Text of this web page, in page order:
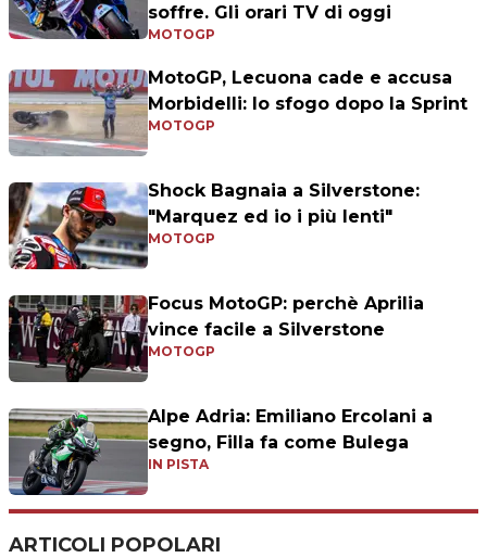
soffre. Gli orari TV di oggi
MOTOGP
MotoGP, Lecuona cade e accusa
Morbidelli: lo sfogo dopo la Sprint
MOTOGP
Shock Bagnaia a Silverstone:
"Marquez ed io i più lenti"
MOTOGP
Focus MotoGP: perchè Aprilia
vince facile a Silverstone
MOTOGP
Alpe Adria: Emiliano Ercolani a
segno, Filla fa come Bulega
IN PISTA
ARTICOLI POPOLARI